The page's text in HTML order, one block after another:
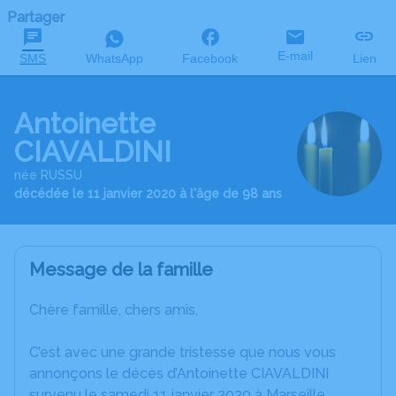
Partager
SMS WhatsApp Facebook E-mail Lien
Antoinette
CIAVALDINI
née RUSSU
décédée le 11 janvier 2020 à l'âge de 98 ans
Message de la famille
Chère famille, chers amis,
C’est avec une grande tristesse que nous vous
annonçons le décès d’Antoinette CIAVALDINI